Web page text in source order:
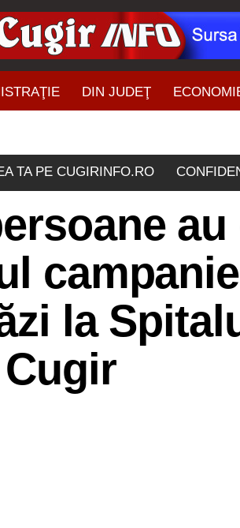
DIN JUDEŢ
TA PE CUGIRINFO.RO
la